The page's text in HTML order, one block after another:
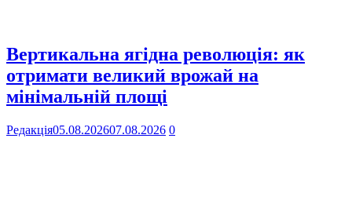
Вертикальна ягідна революція: як
отримати великий врожай на
мінімальній площі
Редакція05.08.202607.08.2026 0